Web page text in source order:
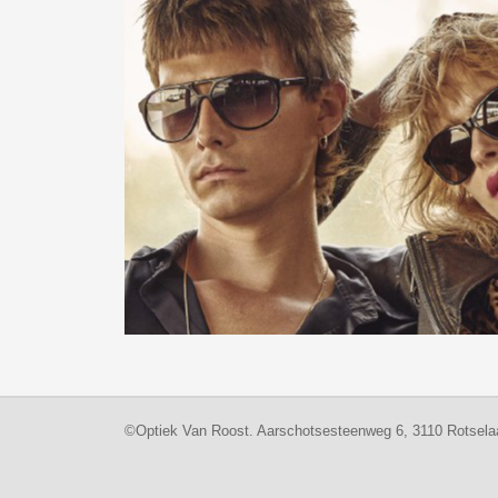
©Optiek Van Roost. Aarschotsesteenweg 6, 3110